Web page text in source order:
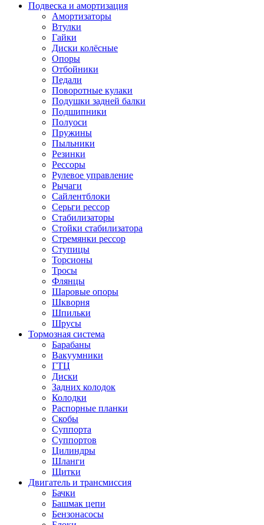
Подвеска и амортизация
Амортизаторы
Втулки
Гайки
Диски колёсные
Опоры
Отбойники
Педали
Поворотные кулаки
Подушки задней балки
Подшипники
Полуоси
Пружины
Пыльники
Резинки
Рессоры
Рулевое управление
Рычаги
Сайлентблоки
Серьги рессор
Стабилизаторы
Стойки стабилизатора
Стремянки рессор
Ступицы
Торсионы
Тросы
Флянцы
Шаровые опоры
Шкворня
Шпильки
Шрусы
Тормозная система
Барабаны
Вакуумники
ГТЦ
Диски
Задних колодок
Колодки
Распорные планки
Скобы
Суппорта
Суппортов
Цилиндры
Шланги
Щитки
Двигатель и трансмиссия
Бачки
Башмак цепи
Бензонасосы